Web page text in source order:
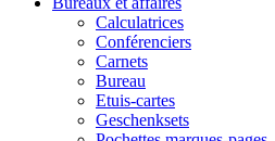
Calculatrices
Conférenciers
Carnets
Bureau
Etuis-cartes
Geschenksets